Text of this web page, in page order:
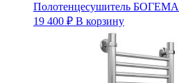
Полотенцесушитель БОГЕМА
19 400 ₽ В корзину